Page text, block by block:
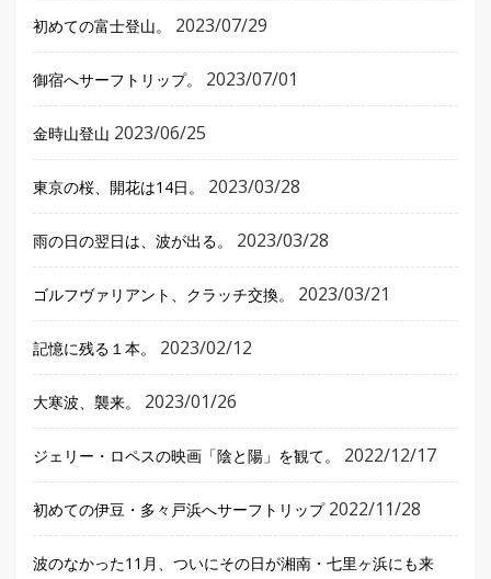
初めての富士登山。 2023/07/29
御宿へサーフトリップ。 2023/07/01
金時山登山 2023/06/25
東京の桜、開花は14日。 2023/03/28
雨の日の翌日は、波が出る。 2023/03/28
ゴルフヴァリアント、クラッチ交換。 2023/03/21
記憶に残る１本。 2023/02/12
大寒波、襲来。 2023/01/26
ジェリー・ロペスの映画「陰と陽」を観て。 2022/12/17
初めての伊豆・多々戸浜へサーフトリップ 2022/11/28
波のなかった11月、ついにその日が湘南・七里ヶ浜にも来